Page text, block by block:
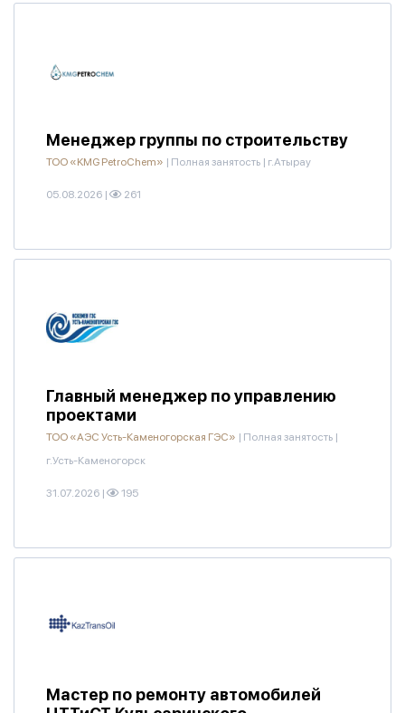
Менеджер группы по строительству
ТОО «KMG PetroChem» | Полная занятость | г.Атырау
05.08.2026 | 261
Главный менеджер по управлению
проектами
ТОО «АЭС Усть-Каменогорская ГЭС» | Полная занятость |
г.Усть-Каменогорск
31.07.2026 | 195
Мастер по ремонту автомобилей